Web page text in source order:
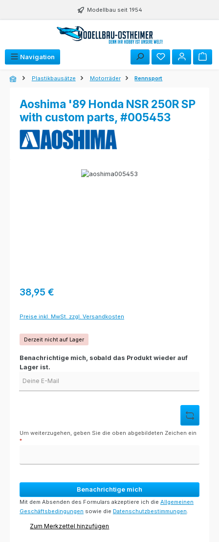
Zum Hauptinhalt springen Modellbau seit 1954
Navigation
Plastikbausätze Motorräder Rennsport
Aoshima '89 Honda NSR 250R SP
with custom parts, #005453
Bildergalerie überspringen
Regulärer Preis:
38,95 €
Preise inkl. MwSt. zzgl. Versandkosten
Derzeit nicht auf Lager
Benachrichtige mich, sobald das Produkt wieder auf
Lager ist.
Um weiterzugehen, geben Sie die oben abgebildeten Zeichen ein
*
Benachrichtige mich
Mit dem Absenden des Formulars akzeptiere ich die Allgemeinen
Geschäftsbedingungen sowie die Datenschutzbestimmungen.
Zum Merkzettel hinzufügen